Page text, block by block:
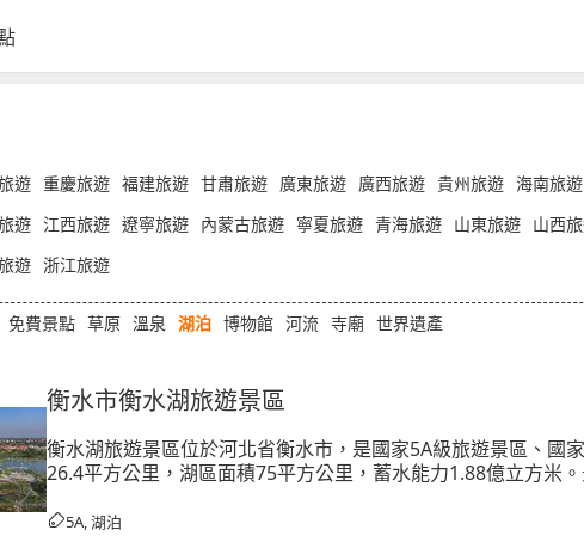
遊 重慶旅遊 福建旅遊 甘肅旅遊 廣東旅遊 廣西旅遊 貴州旅遊 海南旅遊
遊 江西旅遊 遼寧旅遊 內蒙古旅遊 寧夏旅遊 青海旅遊 山東旅遊 山西
遊 浙江旅遊
免費景點 草原 溫泉 湖泊 博物館 河流 寺廟 世界遺產
衡水市衡水湖旅遊景區
衡水湖旅遊景區位於河北省衡水市，是國家5A級旅遊景區、國
26.4平方公里，湖區面積75平方公里，蓄水能力1.88億立方米
757種、魚類45種等，鳥類更是多達336種
5A, 湖泊